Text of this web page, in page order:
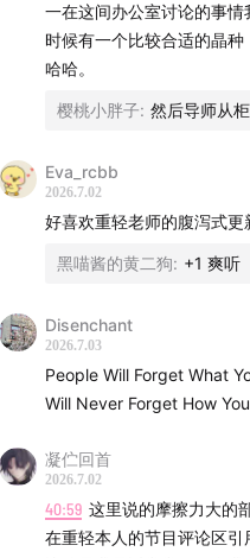
本期节目逐字稿在
诗梳风由汉洋和重轻主持，
00:00:06
00:04:20窃听败露，开始持
00:07:05听证会现场与录音带
00:09:46天然实验：证词比对
00:13:519月会议证词与真相
交叉盘问未能逼近真
一在这间办公室讨论的事
时候有一个比较合适的晶
哈哈。
樱桃小胖子: 然后导师从
Eva_rcbb
2026.7.02
好喜欢重轻老师的腹泻式更
黑喵酱的黄二狗: +1 爽听
Disenchant
2026.7.03
People Will Forget What
Will Never Forget How
凝伫回首
2026.7.02
40:59 这里说的摩擦力大的
在重轻本人的节目评论区